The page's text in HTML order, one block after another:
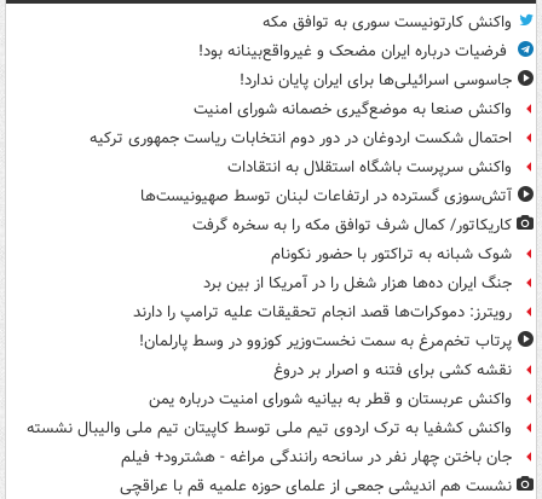
واکنش کارتونیست سوری به توافق مکه
فرضیات درباره ایران مضحک و غیرواقع‌بینانه بود!
جاسوسی اسرائیلی‌ها برای ایران پایان ندارد!
واکنش صنعا به موضع‌گیری خصمانه شورای امنیت
احتمال شکست اردوغان در دور دوم انتخابات ریاست جمهوری ترکیه
واکنش سرپرست باشگاه استقلال به انتقادات
آتش‌سوزی گسترده در ارتفاعات لبنان توسط صهیونیست‌ها
کاریکاتور/ کمال شرف توافق مکه را به سخره گرفت
شوک شبانه به تراکتور با حضور نکونام
جنگ ایران ده‌ها هزار شغل را در آمریکا از بین برد
رویترز: دموکرات‌ها قصد انجام تحقیقات علیه ترامپ را دارند
پرتاب تخم‌مرغ به سمت نخست‌وزیر کوزوو در وسط پارلمان!
نقشه کشی برای فتنه و اصرار بر دروغ
واکنش عربستان و قطر به بیانیه شورای امنیت درباره یمن
واکنش کشفیا به ترک اردوی تیم ملی توسط کاپیتان تیم ملی والیبال نشسته
جان باختن چهار نفر در سانحه رانندگی مراغه - هشترود+ فیلم
نشست هم اندیشی جمعی از علمای حوزه علمیه قم با عراقچی